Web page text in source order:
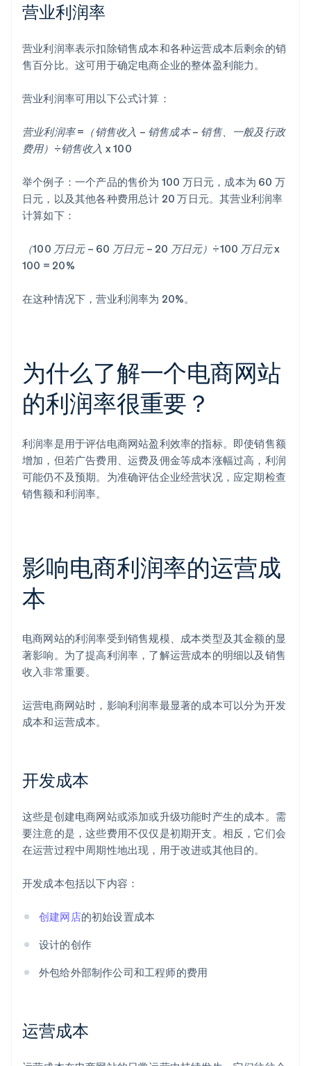
营业利润率
营业利润率表示扣除销售成本和各种运营成本后剩余的销
售百分比。这可用于确定电商企业的整体盈利能力。
营业利润率可用以下公式计算：
营业利润率 =（销售收入 – 销售成本 – 销售、一般及行政
费用）÷销售收入 x 100
举个例子：一个产品的售价为 100 万日元，成本为 60 万
日元，以及其他各种费用总计 20 万日元。其营业利润率
计算如下：
（100 万日元 – 60 万日元 – 20 万日元）÷100 万日元 x
100 = 20%
在这种情况下，营业利润率为 20%。
为什么了解一个电商网站
的利润率很重要？
利润率是用于评估电商网站盈利效率的指标。即使销售额
增加，但若广告费用、运费及佣金等成本涨幅过高，利润
可能仍不及预期。为准确评估企业经营状况，应定期检查
销售额和利润率。
影响电商利润率的运营成
本
电商网站的利润率受到销售规模、成本类型及其金额的显
著影响。为了提高利润率，了解运营成本的明细以及销售
收入非常重要。
运营电商网站时，影响利润率最显著的成本可以分为开发
成本和运营成本。
开发成本
这些是创建电商网站或添加或升级功能时产生的成本。需
要注意的是，这些费用不仅仅是初期开支。相反，它们会
在运营过程中周期性地出现，用于改进或其他目的。
开发成本包括以下内容：
创建网店的初始设置成本
设计的创作
外包给外部制作公司和工程师的费用
运营成本